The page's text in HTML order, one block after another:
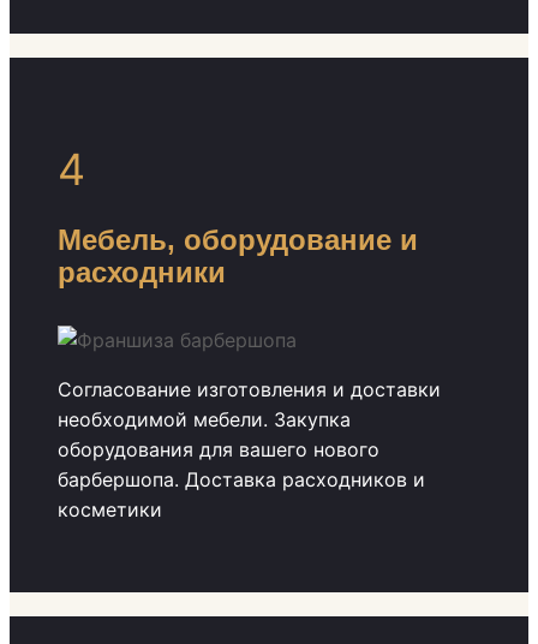
4
Мебель, оборудование и
расходники
Согласование изготовления и доставки
необходимой мебели. Закупка
оборудования для вашего нового
барбершопа. Доставка расходников и
косметики